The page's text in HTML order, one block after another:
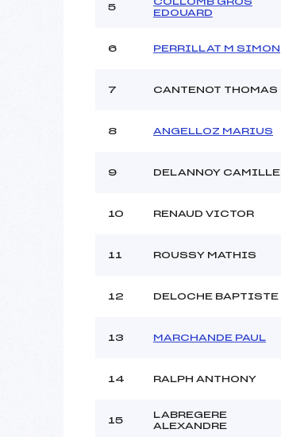
Ouvreurs D :
Météo :
Pénalité appliquée :
5
EDOUARD
6 PERRILLAT M SIMON
7 CANTENOT THOMAS
8 ANGELLOZ MARIUS
9 DELANNOY CAMILLE
10 RENAUD VICTOR
11 ROUSSY MATHIS
12 DELOCHE BAPTISTE
13 MARCHANDE PAUL
14 RALPH ANTHONY
15
LABREGERE
ALEXANDRE